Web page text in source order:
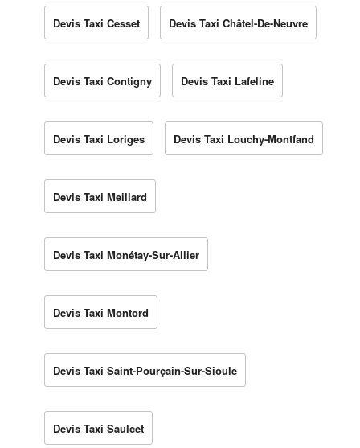
Devis Taxi Cesset Devis Taxi Châtel-De-Neuvre
Devis Taxi Contigny Devis Taxi Lafeline
Devis Taxi Loriges Devis Taxi Louchy-Montfand
Devis Taxi Meillard
Devis Taxi Monétay-Sur-Allier
Devis Taxi Montord
Devis Taxi Saint-Pourçain-Sur-Sioule
Devis Taxi Saulcet